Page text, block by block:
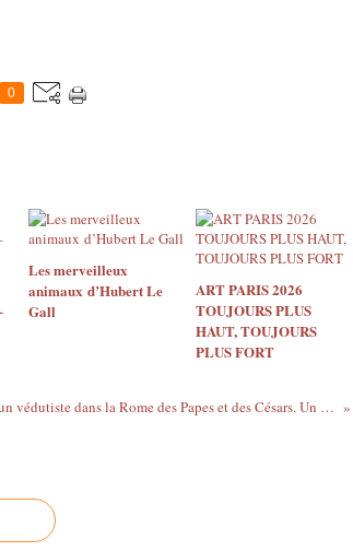
0
Les merveilleux
animaux d’Hubert Le
Gall
ART PARIS 2026
TOUJOURS PLUS
HAUT, TOUJOURS
PLUS FORT
Ippolito Caffi, un védutiste dans la Rome des Papes et des Césars. Un sguardo nella Roma dei Papi e dei Cesari - Hôtel Drouot